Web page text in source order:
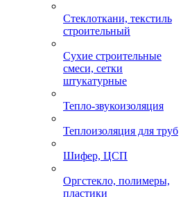
Стеклоткани, текстиль
строительный
Сухие строительные
смеси, сетки
штукатурные
Тепло-звукоизоляция
Теплоизоляция для труб
Шифер, ЦСП
Оргстекло, полимеры,
пластики